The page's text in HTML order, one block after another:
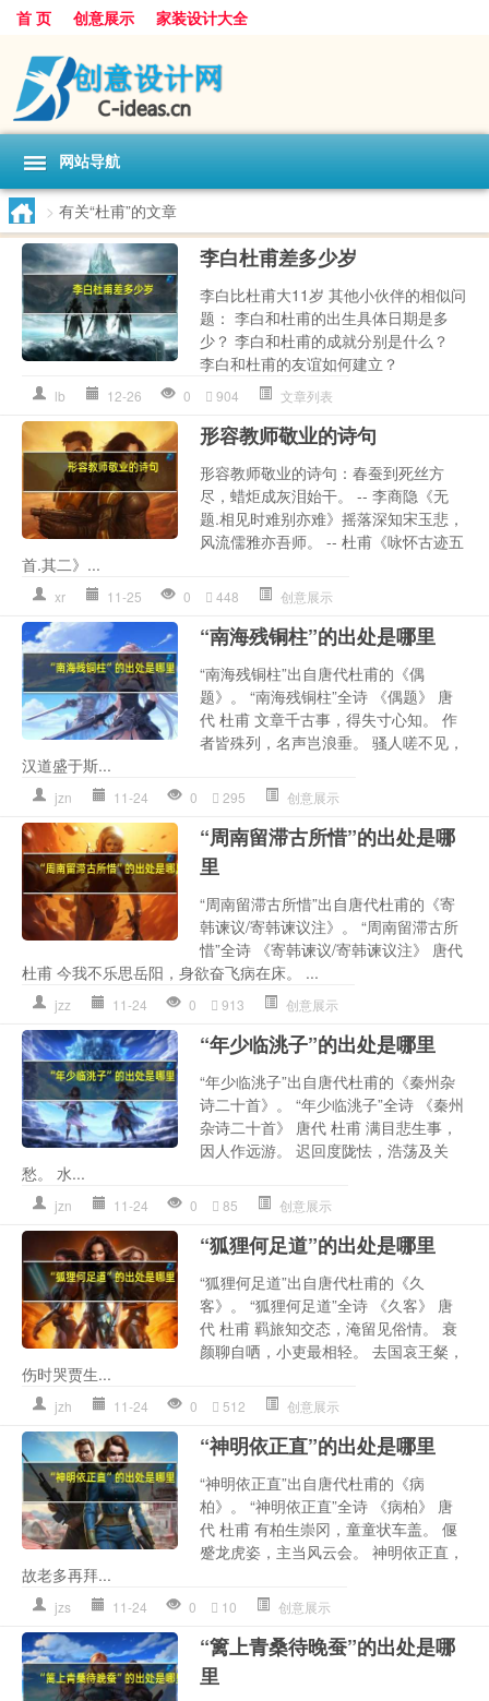
首 页 创意展示 家装设计大全
网站导航
> 有关“杜甫”的文章
李白杜甫差多少岁
李白比杜甫大11岁 其他小伙伴的相似问
题： 李白和杜甫的出生具体日期是多
少？ 李白和杜甫的成就分别是什么？
李白和杜甫的友谊如何建立？
lb 12-26 0 904 文章列表
形容教师敬业的诗句
形容教师敬业的诗句：春蚕到死丝方
尽，蜡炬成灰泪始干。 -- 李商隐《无
题.相见时难别亦难》摇落深知宋玉悲，
风流儒雅亦吾师。 -- 杜甫《咏怀古迹五
首.其二》...
xr 11-25 0 448 创意展示
“南海残铜柱”的出处是哪里
“南海残铜柱”出自唐代杜甫的《偶
题》。 “南海残铜柱”全诗 《偶题》 唐
代 杜甫 文章千古事，得失寸心知。 作
者皆殊列，名声岂浪垂。 骚人嗟不见，
汉道盛于斯...
jzn 11-24 0 295 创意展示
“周南留滞古所惜”的出处是哪
里
“周南留滞古所惜”出自唐代杜甫的《寄
韩谏议/寄韩谏议注》。 “周南留滞古所
惜”全诗 《寄韩谏议/寄韩谏议注》 唐代
杜甫 今我不乐思岳阳，身欲奋飞病在床。 ...
jzz 11-24 0 913 创意展示
“年少临洮子”的出处是哪里
“年少临洮子”出自唐代杜甫的《秦州杂
诗二十首》。 “年少临洮子”全诗 《秦州
杂诗二十首》 唐代 杜甫 满目悲生事，
因人作远游。 迟回度陇怯，浩荡及关
愁。 水...
jzn 11-24 0 85 创意展示
“狐狸何足道”的出处是哪里
“狐狸何足道”出自唐代杜甫的《久
客》。 “狐狸何足道”全诗 《久客》 唐
代 杜甫 羁旅知交态，淹留见俗情。 衰
颜聊自哂，小吏最相轻。 去国哀王粲，
伤时哭贾生...
jzh 11-24 0 512 创意展示
“神明依正直”的出处是哪里
“神明依正直”出自唐代杜甫的《病
柏》。 “神明依正直”全诗 《病柏》 唐
代 杜甫 有柏生崇冈，童童状车盖。 偃
蹙龙虎姿，主当风云会。 神明依正直，
故老多再拜...
jzs 11-24 0 10 创意展示
“篱上青桑待晚蚕”的出处是哪
里